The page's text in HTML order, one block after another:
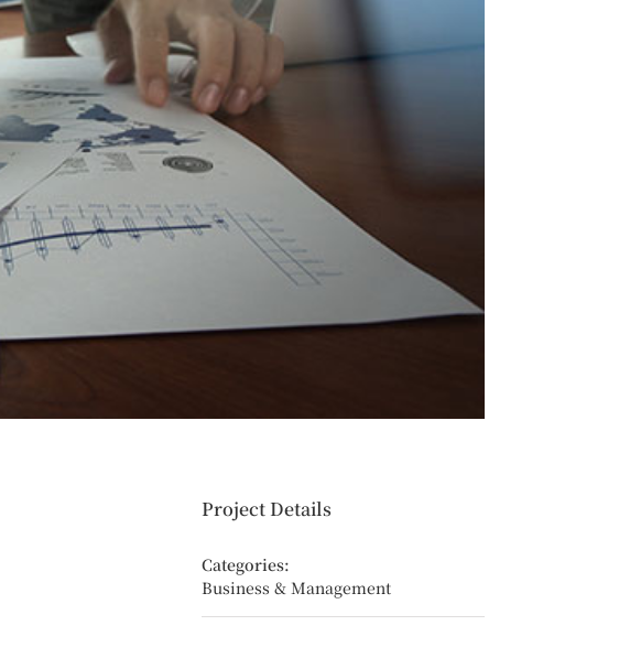
Project Details
Categories:
Business & Management